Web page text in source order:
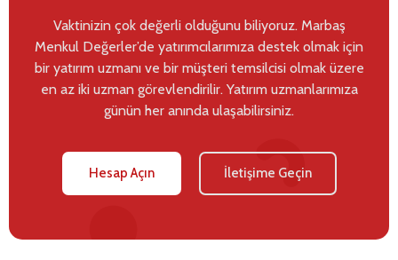
Vaktinizin çok değerli olduğunu biliyoruz. Marbaş
Menkul Değerler’de yatırımcılarımıza destek olmak için
bir yatırım uzmanı ve bir müşteri temsilcisi olmak üzere
en az iki uzman görevlendirilir. Yatırım uzmanlarımıza
günün her anında ulaşabilirsiniz.
Hesap Açın İletişime Geçin